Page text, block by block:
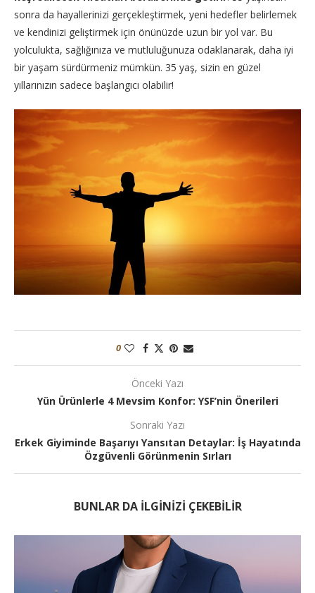
sonra da hayallerinizi gerçekleştirmek, yeni hedefler belirlemek
ve kendinizi geliştirmek için önünüzde uzun bir yol var. Bu
yolculukta, sağlığınıza ve mutluluğunuza odaklanarak, daha iyi
bir yaşam sürdürmeniz mümkün. 35 yaş, sizin en güzel
yıllarınızın sadece başlangıcı olabilir!
0
Önceki Yazı
Yün Ürünlerle 4 Mevsim Konfor: YSF’nin Önerileri
Sonraki Yazı
Erkek Giyiminde Başarıyı Yansıtan Detaylar: İş Hayatında
Özgüvenli Görünmenin Sırları
BUNLAR DA ILGINIZI ÇEKEBILIR